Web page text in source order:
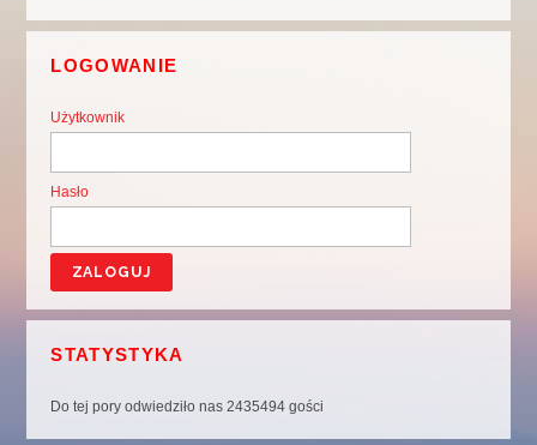
LOGOWANIE
Użytkownik
Hasło
STATYSTYKA
Do tej pory odwiedziło nas 2435494 gości